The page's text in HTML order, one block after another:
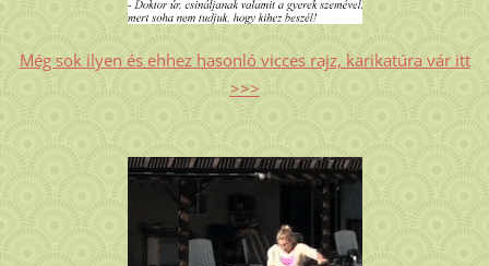
Még sok ilyen és ehhez hasonló vicces rajz, karikatúra vár itt
>>>